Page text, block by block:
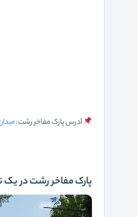
آدرس پارک مفاخر رشت:
پارک مفاخر رشت در یک